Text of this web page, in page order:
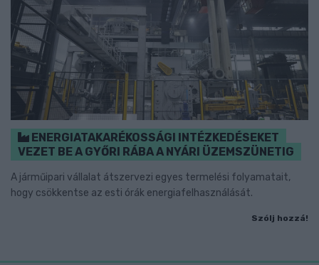
ENERGIATAKARÉKOSSÁGI INTÉZKEDÉSEKET
VEZET BE A GYŐRI RÁBA A NYÁRI ÜZEMSZÜNETIG
A járműipari vállalat átszervezi egyes termelési folyamatait,
hogy csökkentse az esti órák energiafelhasználását.
Szólj hozzá!